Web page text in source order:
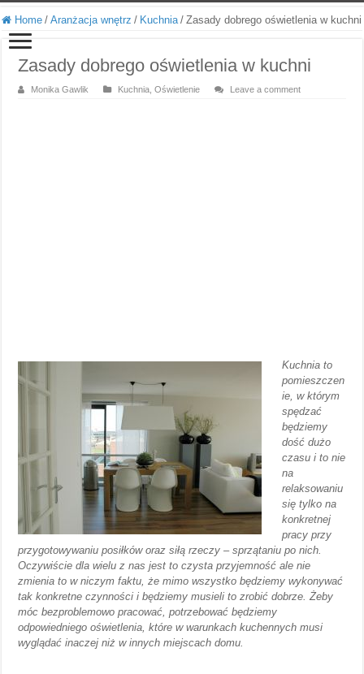
Home / Aranżacja wnętrz / Kuchnia / Zasady dobrego oświetlenia w kuchni
Zasady dobrego oświetlenia w kuchni
Monika Gawlik Kuchnia ,Oświetlenie Leave a comment
Kuchnia to
pomieszczen
ie, w którym
spędzać
będziemy
dość dużo
czasu i to nie
na
relaksowaniu
się tylko na
konkretnej
pracy przy
przygotowywaniu posiłków oraz siłą rzeczy – sprzątaniu po nich.
Oczywiście dla wielu z nas jest to czysta przyjemność ale nie
zmienia to w niczym faktu, że mimo wszystko będziemy wykonywać
tak konkretne czynności i będziemy musieli to zrobić dobrze. Żeby
móc bezproblemowo pracować, potrzebować będziemy
odpowiedniego oświetlenia, które w warunkach kuchennych musi
wyglądać inaczej niż w innych miejscach domu.